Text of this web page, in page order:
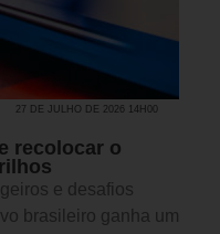
27 DE JULHO DE 2026 14H00
recolocar o
e desafios
brasileiro ganha um